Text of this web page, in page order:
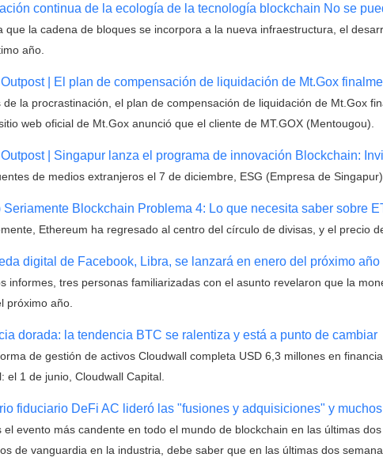
continua de la ecología de la tecnología blockchain No se
que la cadena de bloques se incorpora a la nueva infraestructura, el
año.
| El plan de compensación de liquidación de Mt.Gox
de la procrastinación, el plan de compensación de liquidación de Mt.Gox
web oficial de Mt.Gox anunció que el cliente de MT.GOX (Mentougou).
| Singapur lanza el programa de innovación Blockchain:
de medios extranjeros el 7 de diciembre, ESG (Empresa de Singapur).
Seriamente Blockchain Problema 4: Lo que necesita saber sobre
Ethereum ha regresado al centro del círculo de divisas, y el precio
digital de Facebook, Libra, se lanzará en enero del próximo año
informes, tres personas familiarizadas con el asunto revelaron que la
próximo año.
dorada: la tendencia BTC se ralentiza y está a punto de cambiar
de gestión de activos Cloudwall completa USD 6,3 millones en
el 1 de junio, Cloudwall Capital.
fiduciario DeFi AC lideró las "fusiones y adquisiciones" y
el evento más candente en todo el mundo de blockchain en las últimas
de vanguardia en la industria, debe saber que en las últimas dos